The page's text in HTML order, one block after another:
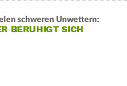
schweren Unwettern:
BERUHIGT SICH